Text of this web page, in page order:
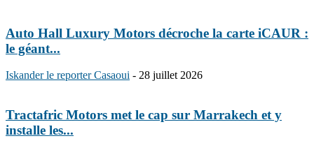
Auto Hall Luxury Motors décroche la carte iCAUR :
le géant...
Iskander le reporter Casaoui - 28 juillet 2026
Tractafric Motors met le cap sur Marrakech et y
installe les...